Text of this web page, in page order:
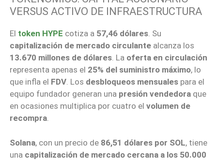
VERSUS ACTIVO DE INFRAESTRUCTURA
El token HYPE cotiza a 57,46 dólares. Su
capitalización de mercado circulante alcanza los
13.670 millones de dólares. La oferta en circulación
representa apenas el 25% del suministro máximo, lo
que infla el FDV. Los desbloqueos mensuales para el
equipo fundador generan una presión vendedora que
en ocasiones multiplica por cuatro el volumen de
recompra.
Solana, con un precio de 86,51 dólares por SOL, tiene
una capitalización de mercado cercana a los 50.000